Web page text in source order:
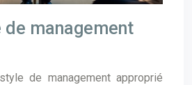
de management
de management approprié